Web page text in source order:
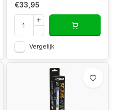
€33,95
Vergelijk